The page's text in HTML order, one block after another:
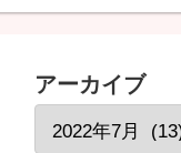
アーカイブ